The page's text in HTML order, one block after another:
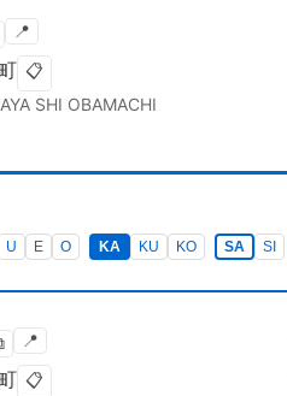
📍
📋
SHI OBAMACHI
U E O KA KU KO SA SI
📍
📋